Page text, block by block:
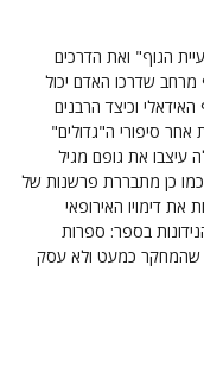
הגוף" ואת הדרכים
מרחב שדרכו האדם יכול
וכיצד הרבנים
סיפורי ה"גדולים"
עיצבו את גופם מגיל
כמו כן מתבררת פרשנות של
דימויו האירופאי
בספר: ספרות
שהמחקר כמעט ולא עסק